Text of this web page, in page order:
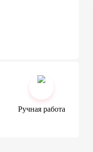
Ручная работа